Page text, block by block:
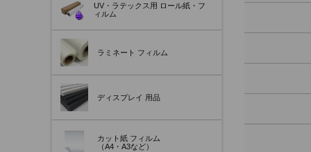
UV・ラテックス用 ロール紙・フ
ィルム
ラミネート フィルム
ディスプレイ 用品
カット紙 フィルム
（A4・A3など）